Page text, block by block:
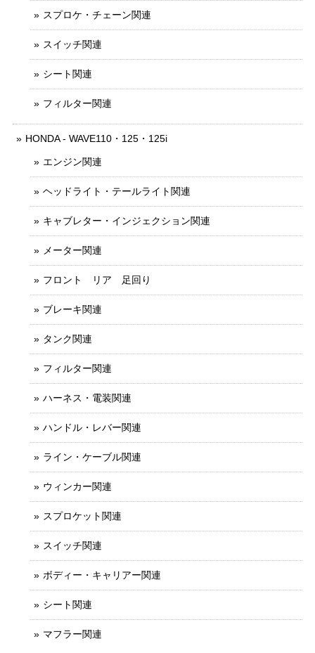
スプロケ・チェーン関連
スイッチ関連
シート関連
フィルター関連
HONDA - WAVE110・125・125i
エンジン関連
ヘッドライト・テールライト関連
キャブレター・インジェクション関連
メーター関連
フロント リア 足回り
ブレーキ関連
タンク関連
フィルター関連
ハーネス・電装関連
ハンドル・レバー関連
ライン・ケーブル関連
ウィンカー関連
スプロケット関連
スイッチ関連
ボディー・キャリアー関連
シート関連
マフラー関連